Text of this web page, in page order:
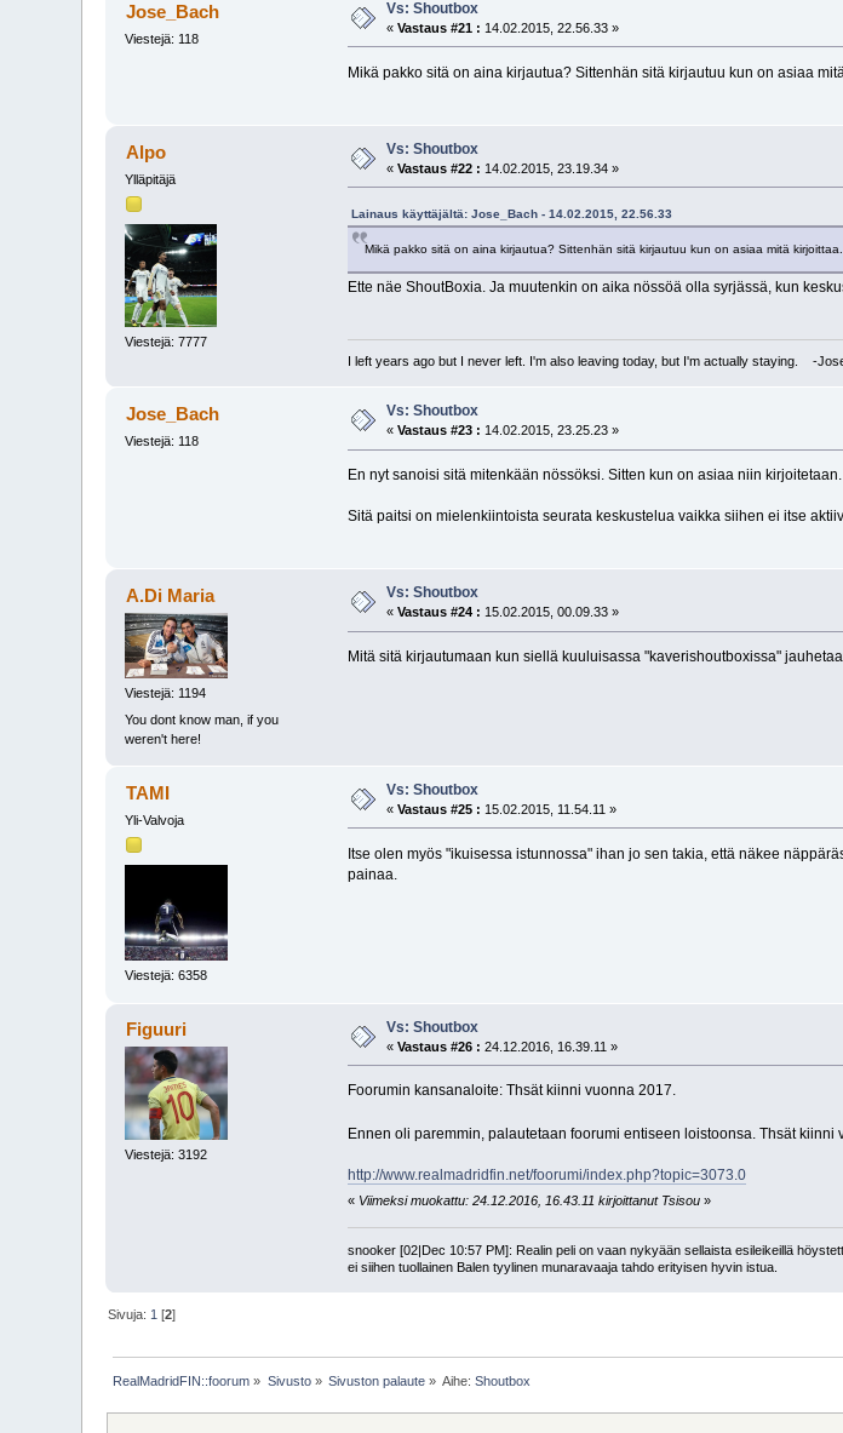
Jose_Bach
Viestejä: 118
Vs: Shoutbox
«Vastaus #21 : 14.02.2015, 22.56.33 »
Mikä pakko sitä on aina kirjautua? Sittenhän sitä kirjautuu kun on asiaa mitä
Alpo
Ylläpitäjä
Viestejä: 7777
Vs: Shoutbox
«Vastaus #22 : 14.02.2015, 23.19.34 »
Lainaus käyttäjältä: Jose_Bach - 14.02.2015, 22.56.33
Mikä pakko sitä on aina kirjautua? Sittenhän sitä kirjautuu kun on asiaa mitä kirjoittaa..
Ette näe ShoutBoxia. Ja muutenkin on aika nössöä olla syrjässä, kun
I left years ago but I never left. I'm also leaving today, but I'm actually staying. -
Jose_Bach
Viestejä: 118
Vs: Shoutbox
«Vastaus #23 : 14.02.2015, 23.25.23 »
En nyt sanoisi sitä mitenkään nössöksi. Sitten kun on asiaa niin
Sitä paitsi on mielenkiintoista seurata keskustelua vaikka siihen ei itse
A.Di Maria
Viestejä: 1194
You dont know man, if you
weren't here!
Vs: Shoutbox
«Vastaus #24 : 15.02.2015, 00.09.33 »
Mitä sitä kirjautumaan kun siellä kuuluisassa "kaverishoutboxissa"
TAMI
Yli-Valvoja
Viestejä: 6358
Vs: Shoutbox
«Vastaus #25 : 15.02.2015, 11.54.11 »
Itse olen myös "ikuisessa istunnossa" ihan jo sen takia, että näkee
painaa.
Figuuri
Viestejä: 3192
Vs: Shoutbox
«Vastaus #26 : 24.12.2016, 16.39.11 »
Foorumin kansanaloite: Thsät kiinni vuonna 2017.
Ennen oli paremmin, palautetaan foorumi entiseen loistoonsa. Thsät
http://www.realmadridfin.net/foorumi/index.php?topic=3073.0
« Viimeksi muokattu: 24.12.2016, 16.43.11 kirjoittanut Tsisou»
snooker [02|Dec 10:57 PM]: Realin peli on vaan nykyään sellaista esileikeillä
ei siihen tuollainen Balen tyylinen munaravaaja tahdo erityisen hyvin istua.
Sivuja: 1 [2]
RealMadridFIN::foorum » Sivusto» Sivuston palaute » Aihe:Shoutbox